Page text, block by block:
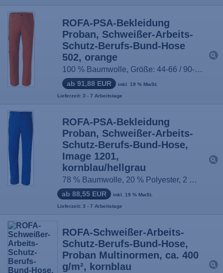
ROFA-PSA-Bekleidung
Proban, Schweißer-Arbeits-
Schutz-Berufs-Bund-Hose
502, orange
100 % Baumwolle, Größe: 44-66 / 90-114
ab 91,88 EUR inkl. 19 % MwSt.
Lieferzeit: 3 - 7 Arbeitstage
ROFA-PSA-Bekleidung
Proban, Schweißer-Arbeits-
Schutz-Berufs-Bund-Hose,
Image 1201,
kornblau/hellgrau
78 % Baumwolle, 20 % Polyester, 2 % sonstige Fasern, Größe: 44-66 / 90-114
ab 88,55 EUR inkl. 19 % MwSt.
Lieferzeit: 3 - 7 Arbeitstage
ROFA-Schweißer-Arbeits-
Schutz-Berufs-Bund-Hose,
Proban Multinormen, ca. 400
g/m², kornblau